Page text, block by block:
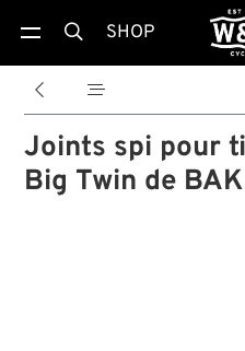
 SHOP
 
Joints spi pour
Big Twin de